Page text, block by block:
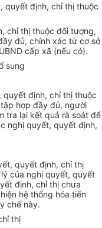
quyết định, chỉ thị thuộc
chỉ thị thuộc đối tượng,
đủ, chính xác từ cơ sở
cấp xã (nếu có).
sung
quyết định, chỉ thị thuộc
hợp đầy đủ, người
tra lại kết quả rà soát để
nghị quyết, quyết định,
quyết định, chỉ thị
của nghị quyết, quyết
định, chỉ thị chưa
hệ thống hóa tiến
chế này.
thị